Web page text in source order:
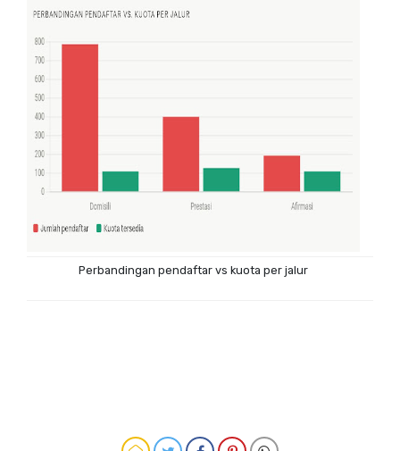
Perbandingan pendaftar vs kuota per jalur